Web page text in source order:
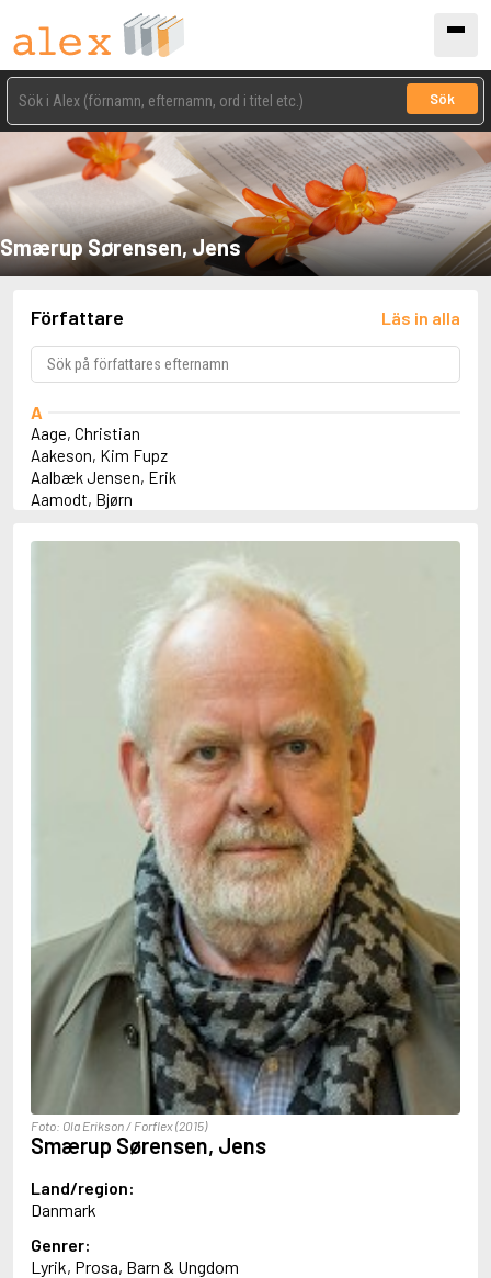
Sök
Smærup Sørensen, Jens
Författare Läs in alla
A
Aage, Christian
Aakeson, Kim Fupz
Aalbæk Jensen, Erik
Aamodt, Bjørn
Abbey, Kieran
Abdel-Fattah, Randa
Abdolah, Kader
Abgarjan, Narine
Abish, Walter
Aboulela, Leila
Abrahams, Peter (f. 1919)
Abrahams, Peter (f. 1947)
Abrahamson, Emmy
Abu-Jaber, Diana
Abulhawa, Susan
Aburas, Lone
Achebe, Chinua
Achmatova, Anna
Aciman, André
Ackebo, Lena
Ackroyd, Peter
Adam de la Halle
Adamov, Arthur
Adams, Douglas
Adams, Herbert
Adams, Jane
Adams, Richard
Adbåge, Emma
Adbåge, Lisen
Adelborg, Ottilia
Foto: Ola Erikson / Forflex (2015)
Smærup Sørensen, Jens
Land/region:
Danmark
Genrer:
Lyrik, Prosa, Barn & Ungdom